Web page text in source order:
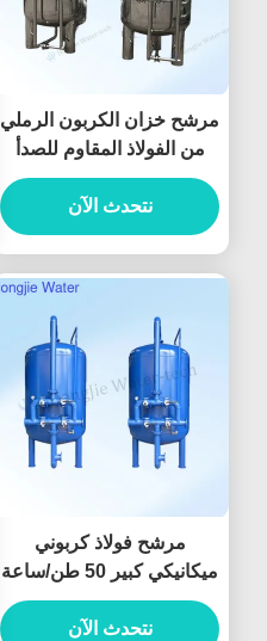
مرشح خزان الكربون الرملي
من الفولاذ المقاوم للصدأ
304 / 316، ملحقات معدات
مكعب/ساعة
نتحدث الآن
مرشح فولاذ كربوني
ميكانيكي كبير 50 طن/ساعة
لإزالة أيونات الحديد والمنغنيز
نتحدث الآن